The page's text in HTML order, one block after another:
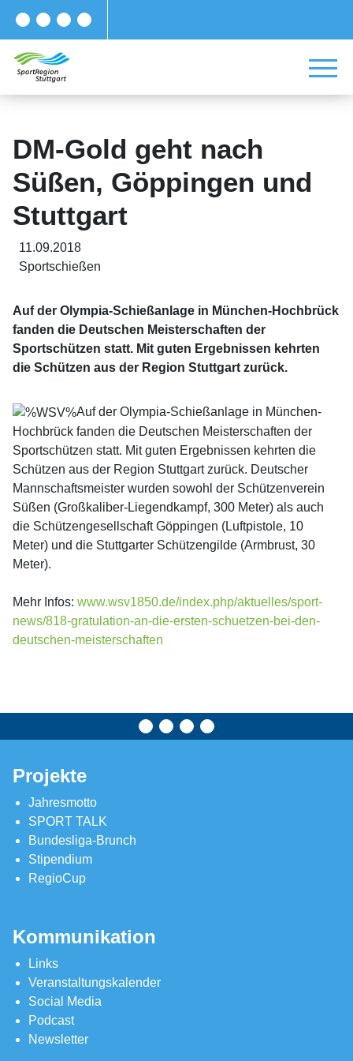
DM-Gold geht nach
Süßen, Göppingen und
Stuttgart
11.09.2018
Sportschießen
Auf der Olympia-Schießanlage in München-Hochbrück
fanden die Deutschen Meisterschaften der
Sportschützen statt. Mit guten Ergebnissen kehrten
die Schützen aus der Region Stuttgart zurück.
Auf der Olympia-Schießanlage in München-
Hochbrück fanden die Deutschen Meisterschaften der
Sportschützen statt. Mit guten Ergebnissen kehrten die
Schützen aus der Region Stuttgart zurück. Deutscher
Mannschaftsmeister wurden sowohl der Schützenverein
Süßen (Großkaliber-Liegendkampf, 300 Meter) als auch
die Schützengesellschaft Göppingen (Luftpistole, 10
Meter) und die Stuttgarter Schützengilde (Armbrust, 30
Meter).
Mehr Infos: www.wsv1850.de/index.php/aktuelles/sport-
news/818-gratulation-an-die-ersten-schuetzen-bei-den-
deutschen-meisterschaften
Projekte
Jahresmotto
SPORT TALK
Bundesliga-Brunch
Stipendium
RegioCup
Kommunikation
Links
Veranstaltungskalender
Social Media
Podcast
Newsletter